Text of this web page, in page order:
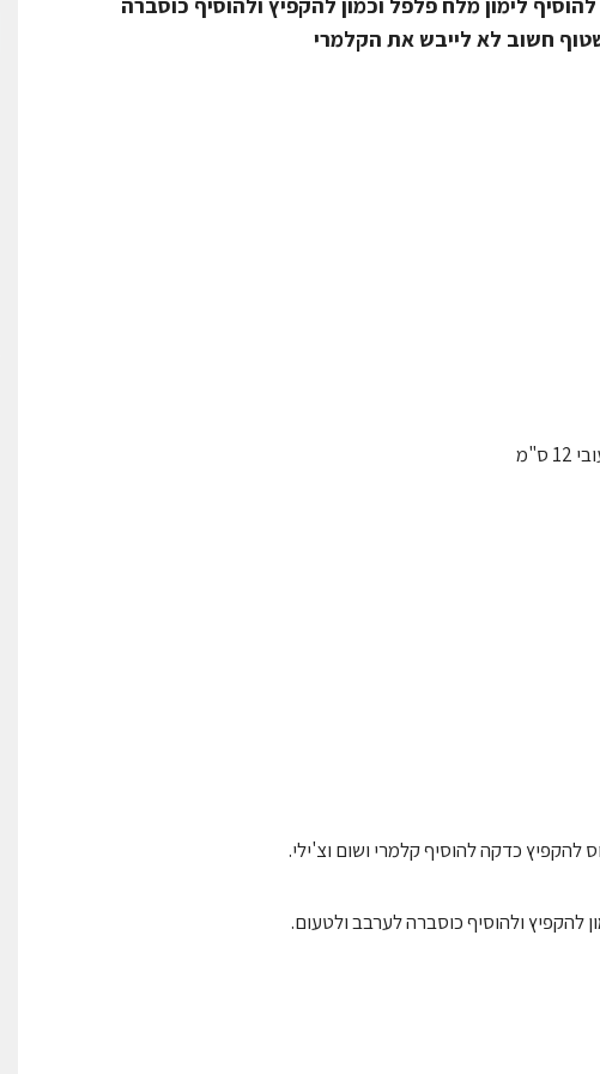
חשוב לא לייבש את הקלמרי
להקפיץ כדקה להוסיף קלמרי ושום וצ'ילי.
להקפיץ ולהוסיף כוסברה לערבב ולטעום.